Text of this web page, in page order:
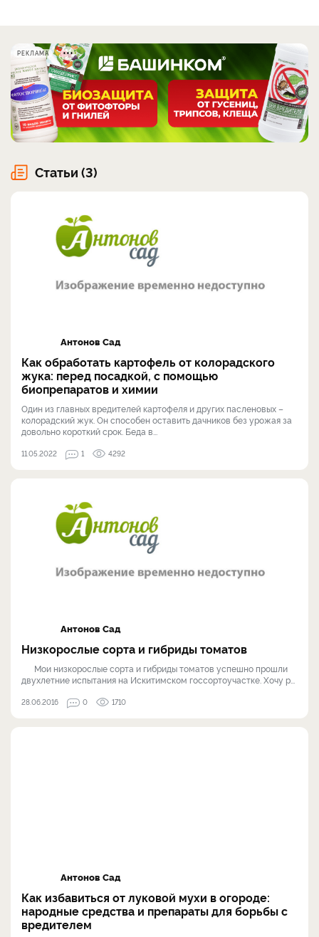
РЕКЛАМА
Статьи (3)
Антонов Сад
Как обработать картофель от колорадского
жука: перед посадкой, с помощью
биопрепаратов и химии
Один из главных вредителей картофеля и других пасленовых –
колорадский жук. Он способен оставить дачников без урожая за
довольно короткий срок. Беда в...
11.05.2022 1 4292
Антонов Сад
Низкорослые сорта и гибриды томатов
Мои низкорослые сорта и гибриды томатов успешно прошли
двухлетние испытания на Искитимском госсортоучастке. Хочу р...
28.06.2016 0 1710
Антонов Сад
Как избавиться от луковой мухи в огороде:
народные средства и препараты для борьбы с
вредителем